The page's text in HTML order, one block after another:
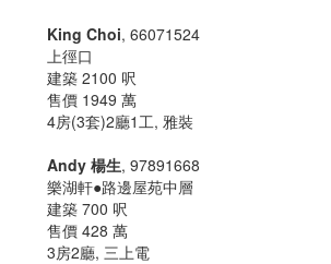
King Choi, 66071524
上徑口
建築 2100 呎
售價 1949 萬
4房(3套)2廳1工, 雅裝
Andy 楊生, 97891668
樂湖軒●路邊屋苑中層
建築 700 呎
售價 428 萬
3房2廳, 三上電